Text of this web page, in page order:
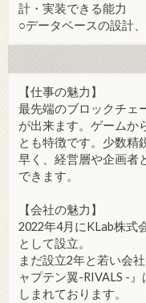
計・実装できる能力
○データベースの設計
【仕事の魅力】
最先端のブロックチェ
が出来ます。ゲームか
とも特徴です。少数精
早く、経営層や企画者
できます。
【会社の魅力】
2022年4月にKLab株式
として設立。
まだ設立2年と若い会
ャプテン翼-RIVALS -
しまれております。